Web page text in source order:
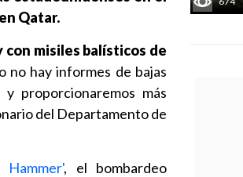
Qatar.
con misiles balísticos de
no hay informes de bajas
proporcionaremos más
del Departamento de
, el bombardeo